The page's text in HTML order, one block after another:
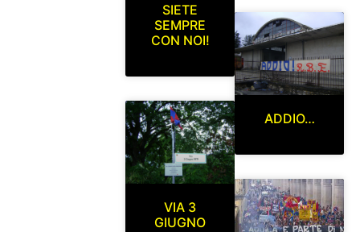
SIETE
SEMPRE
CON NOI!
VIA 3
GIUGNO
ADDIO…